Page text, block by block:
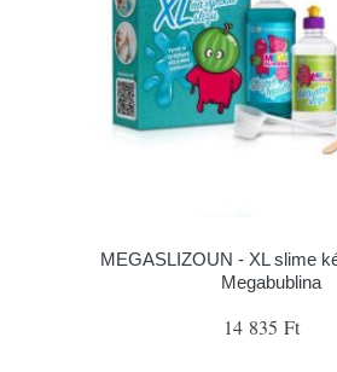
MEGASLIZOUN - XL slime
Megabublina
14 835 Ft